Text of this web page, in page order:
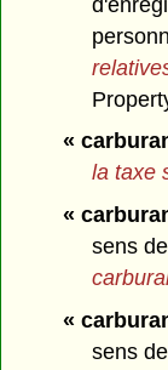
«
la taxe
«
sens
«
sens